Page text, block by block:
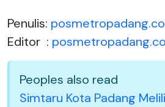
Penulis:
Editor :
Peoples also read
Simtaru Kota Padang